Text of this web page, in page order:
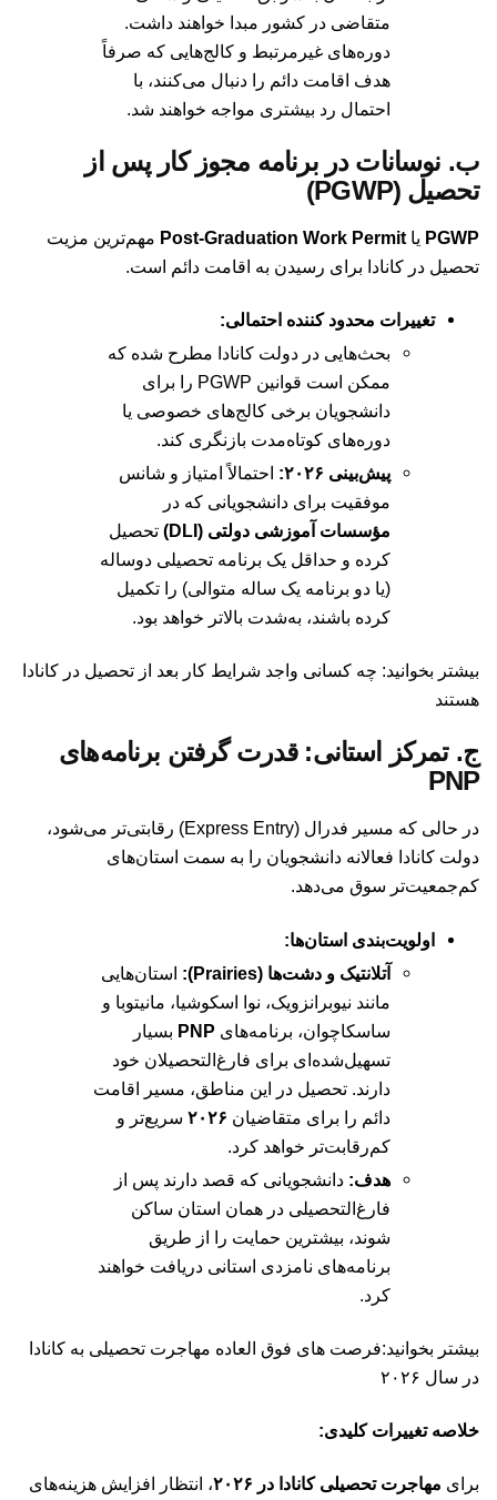
متقاضی در کشور مبدا خواهند داشت.
دوره‌های غیرمرتبط و کالج‌هایی که صرفاً
هدف اقامت دائم را دنبال می‌کنند، با
احتمال رد بیشتری مواجه خواهند شد.
ب. نوسانات در برنامه مجوز کار پس از
تحصیل (PGWP)
PGWP یا Post-Graduation Work Permit مهم‌ترین مزیت
تحصیل در کانادا برای رسیدن به اقامت دائم است.
تغییرات محدود کننده احتمالی:
بحث‌هایی در دولت کانادا مطرح شده که
ممکن است قوانین PGWP را برای
دانشجویان برخی کالج‌های خصوصی یا
دوره‌های کوتاه‌مدت بازنگری کند.
پیش‌بینی ۲۰۲۶:
احتمالاً امتیاز و شانس
موفقیت برای دانشجویانی که در
مؤسسات آموزشی دولتی (DLI)
تحصیل
کرده و حداقل یک برنامه تحصیلی دوساله
(یا دو برنامه یک ساله متوالی) را تکمیل
کرده باشند، به‌شدت بالاتر خواهد بود.
بیشتر بخوانید: چه کسانی واجد شرایط کار بعد از تحصیل در کانادا
هستند
ج. تمرکز استانی: قدرت گرفتن برنامه‌های
PNP
در حالی که مسیر فدرال (Express Entry) رقابتی‌تر می‌شود،
دولت کانادا فعالانه دانشجویان را به سمت استان‌های
کم‌جمعیت‌تر سوق می‌دهد.
اولویت‌بندی استان‌ها:
آتلانتیک و دشت‌ها (Prairies):
استان‌هایی
مانند نیوبرانزویک، نوا اسکوشیا، مانیتوبا و
ساسکاچوان، برنامه‌های PNP بسیار
تسهیل‌شده‌ای برای فارغ‌التحصیلان خود
دارند. تحصیل در این مناطق، مسیر اقامت
دائم را برای متقاضیان ۲۰۲۶ سریع‌تر و
کم‌رقابت‌تر خواهد کرد.
هدف: دانشجویانی که قصد دارند پس از
فارغ‌التحصیلی در همان استان ساکن
شوند، بیشترین حمایت را از طریق
برنامه‌های نامزدی استانی دریافت خواهند
کرد.
بیشتر بخوانید:فرصت های فوق العاده مهاجرت تحصیلی به کانادا
در سال ۲۰۲۶
خلاصه تغییرات کلیدی:
برای مهاجرت تحصیلی کانادا در ۲۰۲۶
، انتظار افزایش هزینه‌های